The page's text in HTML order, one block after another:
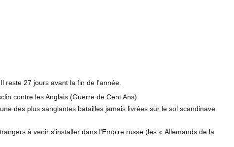
reste 27 jours avant la fin de l'année.
contre les Anglais (Guerre de Cent Ans)
des plus sanglantes batailles jamais livrées sur le sol scandinave
à venir s'installer dans l'Empire russe (les « Allemands de la